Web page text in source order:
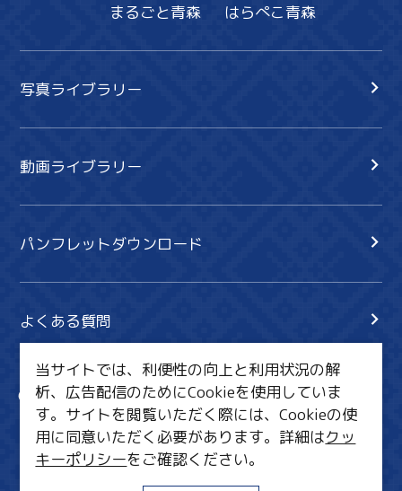
まるごと青森 はらぺこ青森
写真ライブラリー
動画ライブラリー
パンフレットダウンロード
よくある質問
サイト内検索
共有
行きたいリスト
MICE・教育・観光事業者の皆様へ
当サイトでは、利便性の向上と利用状況の解
析、広告配信のためにCookieを使用していま
す。サイトを閲覧いただく際には、Cookieの使
用に同意いただく必要があります。詳細はクッ
キーポリシーをご確認ください。